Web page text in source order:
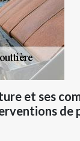
et ses
de